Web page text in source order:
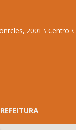
2001 \ Centro \